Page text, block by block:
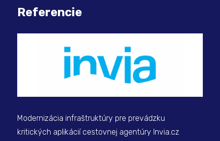
Referencie
Modernizácia infraštruktúry pre prevádzku
kritických aplikácií cestovnej agentúry Invia.cz